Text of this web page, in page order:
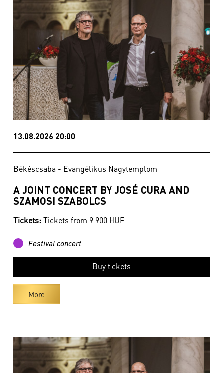
13.08.2026 20:00
Békéscsaba - Evangélikus Nagytemplom
A JOINT CONCERT BY JOSÉ CURA AND
SZAMOSI SZABOLCS
Tickets: Tickets from 9 900 HUF
Festival concert
Buy tickets
More